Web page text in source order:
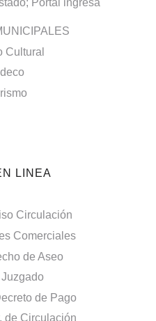
Portal ingresa
Cultural
LINEA
Circulación
Comerciales
de Aseo
Juzgado
de Pago
de Circulación